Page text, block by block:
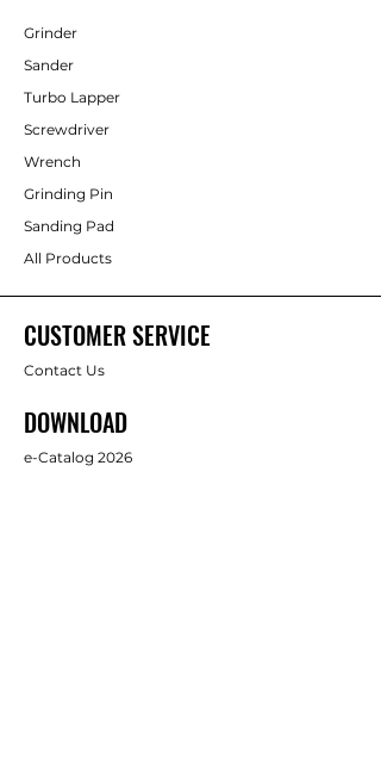
Grinder
Sander
Turbo Lapper
Screwdriver
Wrench
Grinding Pin
Sanding Pad
All Products
CUSTOMER SERVICE
Contact Us
DOWNLOAD
e-Catalog 2026